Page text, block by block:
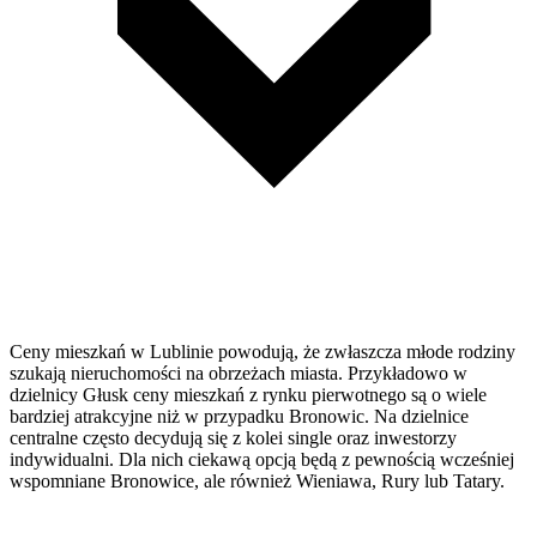
Ceny mieszkań w Lublinie powodują, że zwłaszcza młode rodziny
szukają nieruchomości na obrzeżach miasta. Przykładowo w
dzielnicy Głusk ceny mieszkań z rynku pierwotnego są o wiele
bardziej atrakcyjne niż w przypadku Bronowic. Na dzielnice
centralne często decydują się z kolei single oraz inwestorzy
indywidualni. Dla nich ciekawą opcją będą z pewnością wcześniej
wspomniane Bronowice, ale również Wieniawa, Rury lub Tatary.